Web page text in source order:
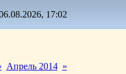
17:02
Апрель 2014 »